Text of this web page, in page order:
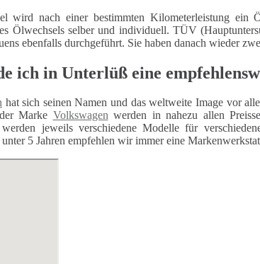
wird nach einer bestimmten Kilometerleistung ein
Ölwechsels selber und individuell. TÜV
ebenfalls durchgeführt. Sie haben danach wieder
ich in Unterlüß eine
hat sich seinen Namen und das weltweite Image vor
Marke Volkswagenwerden in nahezu allen
werden jeweils verschiedene Modelle für
5 Jahren empfehlen wir immer eine